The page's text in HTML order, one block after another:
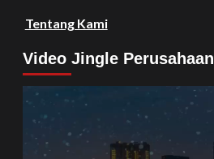
Tentang Kami
Video Jingle Perusahaan
Video
Player